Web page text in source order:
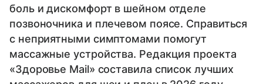
боль и дискомфорт в шейном отделе
позвоночника и плечевом поясе. Справиться
с неприятными симптомами помогут
массажные устройства. Редакция проекта
«Здоровье Mail» составила список лучших